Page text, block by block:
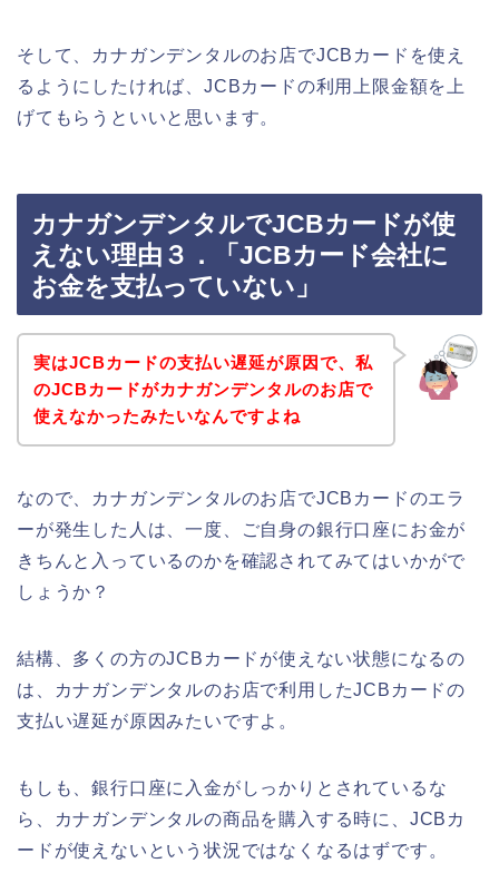
そして、カナガンデンタルのお店でJCBカードを使え
るようにしたければ、JCBカードの利用上限金額を上
げてもらうといいと思います。
カナガンデンタルでJCBカードが使
えない理由３．「JCBカード会社に
お金を支払っていない」
実はJCBカードの支払い遅延が原因で、私
のJCBカードがカナガンデンタルのお店で
使えなかったみたいなんですよね
なので、カナガンデンタルのお店でJCBカードのエラ
ーが発生した人は、一度、ご自身の銀行口座にお金が
きちんと入っているのかを確認されてみてはいかがで
しょうか？
結構、多くの方のJCBカードが使えない状態になるの
は、カナガンデンタルのお店で利用したJCBカードの
支払い遅延が原因みたいですよ。
もしも、銀行口座に入金がしっかりとされているな
ら、カナガンデンタルの商品を購入する時に、JCBカ
ードが使えないという状況ではなくなるはずです。